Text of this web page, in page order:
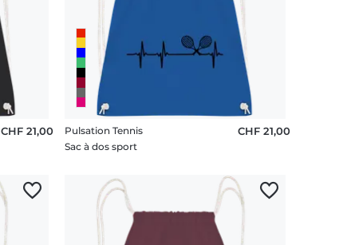
CHF 21,00
Pulsation Tennis
Sac à dos sport
CHF 21,00